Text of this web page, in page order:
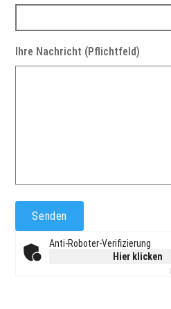
Ihre Nachricht (Pflichtfeld)
Anti-Roboter-Verifizierung
Hier klicken